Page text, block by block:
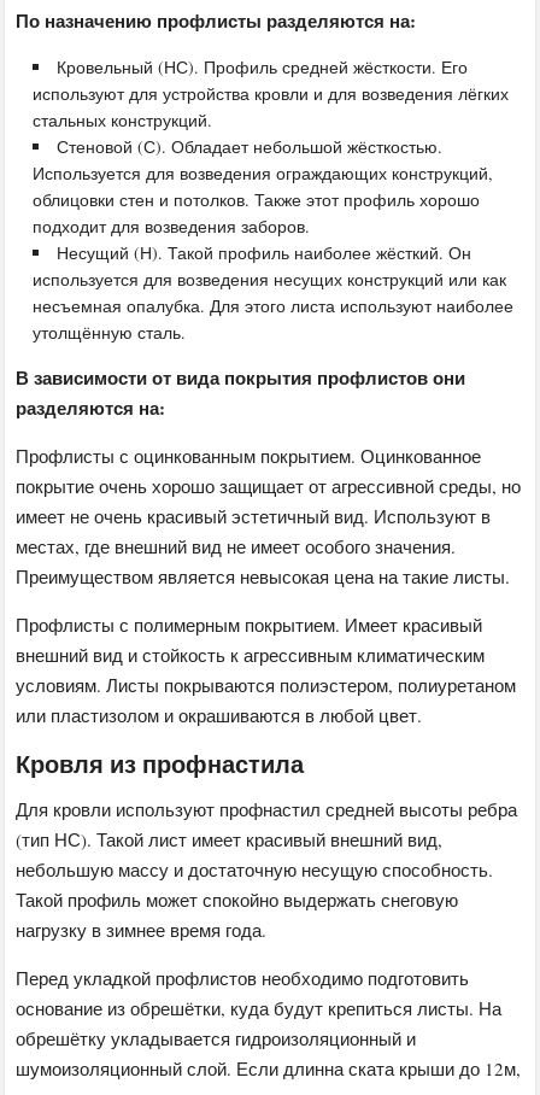
По назначению профлисты разделяются на:
Кровельный (НС). Профиль средней жёсткости. Его
используют для устройства кровли и для возведения лёгких
стальных конструкций.
Стеновой (С). Обладает небольшой жёсткостью.
Используется для возведения ограждающих конструкций,
облицовки стен и потолков. Также этот профиль хорошо
подходит для возведения заборов.
Несущий (Н). Такой профиль наиболее жёсткий. Он
используется для возведения несущих конструкций или как
несъемная опалубка. Для этого листа используют наиболее
утолщённую сталь.
В зависимости от вида покрытия профлистов они
разделяются на:
Профлисты с оцинкованным покрытием. Оцинкованное
покрытие очень хорошо защищает от агрессивной среды, но
имеет не очень красивый эстетичный вид. Используют в
местах, где внешний вид не имеет особого значения.
Преимуществом является невысокая цена на такие листы.
Профлисты с полимерным покрытием. Имеет красивый
внешний вид и стойкость к агрессивным климатическим
условиям. Листы покрываются полиэстером, полиуретаном
или пластизолом и окрашиваются в любой цвет.
Кровля из профнастила
Для кровли используют профнастил средней высоты ребра
(тип НС). Такой лист имеет красивый внешний вид,
небольшую массу и достаточную несущую способность.
Такой профиль может спокойно выдержать снеговую
нагрузку в зимнее время года.
Перед укладкой профлистов необходимо подготовить
основание из обрешётки, куда будут крепиться листы. На
обрешётку укладывается гидроизоляционный и
шумоизоляционный слой. Если длинна ската крыши до 12м,